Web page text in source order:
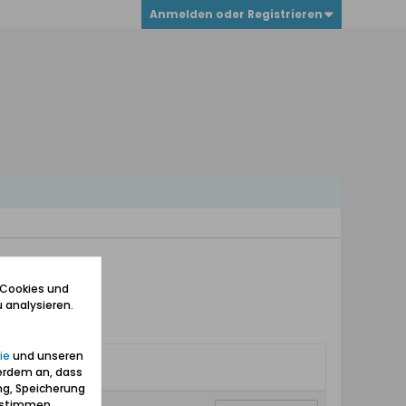
Anmelden oder Registrieren
und
und unseren
an, dass
Speicherung